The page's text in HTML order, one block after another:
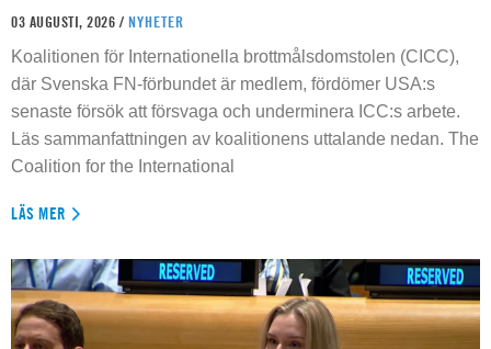
03 AUGUSTI, 2026 / NYHETER
Koalitionen för Internationella brottmålsdomstolen (CICC),
där Svenska FN-förbundet är medlem, fördömer USA:s
senaste försök att försvaga och underminera ICC:s arbete.
Läs sammanfattningen av koalitionens uttalande nedan. The
Coalition for the International
LÄS MER